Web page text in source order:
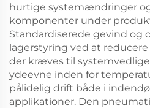
hurtige systemændringer
komponenter under
Standardiserede gevind og
lagerstyring ved at
der kræves til
ydeevne inden for
pålidelig drift både i
applikationer. Den